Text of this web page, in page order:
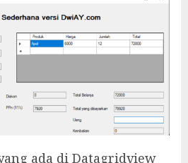
ada di Datagridview